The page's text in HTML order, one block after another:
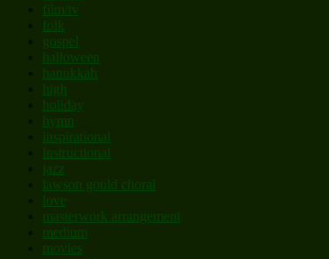
film/tv
folk
gospel
halloween
hanukkah
high
holiday
hymn
inspirational
instructional
jazz
lawson gould choral
love
masterwork arrangement
medium
movies